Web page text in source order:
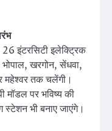
इंटरसिटी इलेक्ट्रिक
खरगोन, सेंधवा,
महेश्वर तक चलेंगी।
मॉडल पर भविष्य की
स्टेशन भी बनाए जाएंगे।